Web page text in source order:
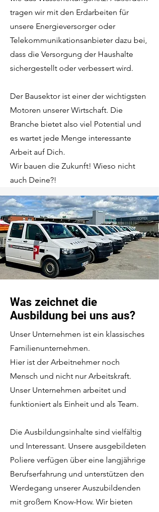
tragen wir mit den Erdarbeiten für
unsere Energieversorger oder
Telekommunikationsanbieter dazu bei,
dass die Versorgung der Haushalte
sichergestellt oder verbessert wird.
Der Bausektor ist einer der wichtigsten
Motoren unserer Wirtschaft. Die
Branche bietet also viel Potential und
es wartet jede Menge interessante
Arbeit auf Dich.
Wir bauen die Zukunft! Wieso nicht
auch Deine?!
Was zeichnet die
Ausbildung bei uns aus?
Unser Unternehmen ist ein klassisches
Familienunternehmen.
Hier ist der Arbeitnehmer noch
Mensch und nicht nur Arbeitskraft.
Unser Unternehmen arbeitet und
funktioniert als Einheit und als Team.
Die Ausbildungsinhalte sind vielfältig
und Interessant. Unsere ausgebildeten
Poliere verfügen über eine langjährige
Berufserfahrung und unterstützen den
Werdegang unserer Auszubildenden
mit großem Know-How. Wir bieten